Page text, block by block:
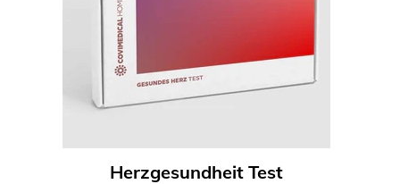
Herzgesundheit Test